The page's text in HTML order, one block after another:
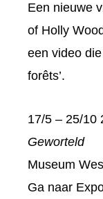
Een nieuwe
of Holly Wood
een video
forêts’.
17/5 – 25/10
Geworteld
Museum
Ga naar